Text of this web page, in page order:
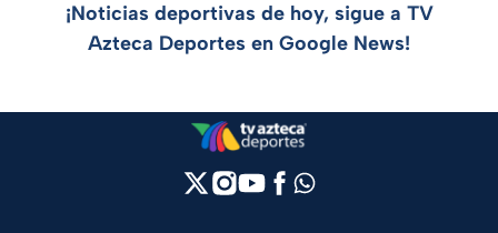
¡Noticias deportivas de hoy, sigue a TV
Azteca Deportes en Google News!